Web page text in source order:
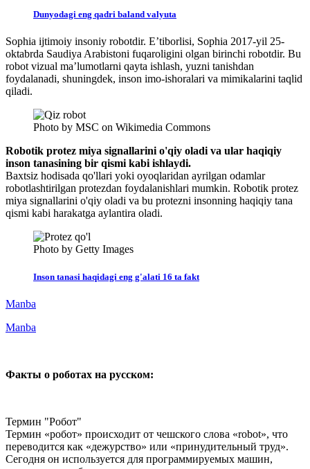
Dunyodagi eng qadri baland valyuta
Sophia ijtimoiy insoniy robotdir. E’tiborlisi, Sophia 2017-yil 25-
oktabrda Saudiya Arabistoni fuqaroligini olgan birinchi robotdir. Bu
robot vizual ma’lumotlarni qayta ishlash, yuzni tanishdan
foydalanadi, shuningdek, inson imo-ishoralari va mimikalarini taqlid
qiladi.
Photo by MSC on Wikimedia Commons
Robotik protez miya signallarini o'qiy oladi va ular haqiqiy
inson tanasining bir qismi kabi ishlaydi.
Baxtsiz hodisada qo'llari yoki oyoqlaridan ayrilgan odamlar
robotlashtirilgan protezdan foydalanishlari mumkin. Robotik protez
miya signallarini o'qiy oladi va bu protezni insonning haqiqiy tana
qismi kabi harakatga aylantira oladi.
Photo by Getty Images
Inson tanasi haqidagi eng g'alati 16 ta fakt
Manba
Manba
Факты о роботах на русском:
Термин "Робот"
Термин «робот» происходит от чешского слова «robot», что
переводится как «дежурство» или «принудительный труд».
Сегодня он используется для программируемых машин,